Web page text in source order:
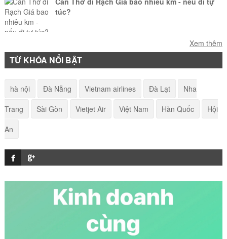
túc?
Làm sao để mang vật nuôi lên máy bay?
bay
Một số lưu ý cho hành khách tại nhà ga T2 Nội
Kinh nghiệm tham quan Phố cổ Hà Nội
Xem thêm
TỪ KHÓA NỔI BẬT
hà nội Đà Nẵng Vietnam airlines Đà Lạt
Nha
Trang
Sài Gòn Vietjet Air Việt Nam Hàn Quốc
Hội
An